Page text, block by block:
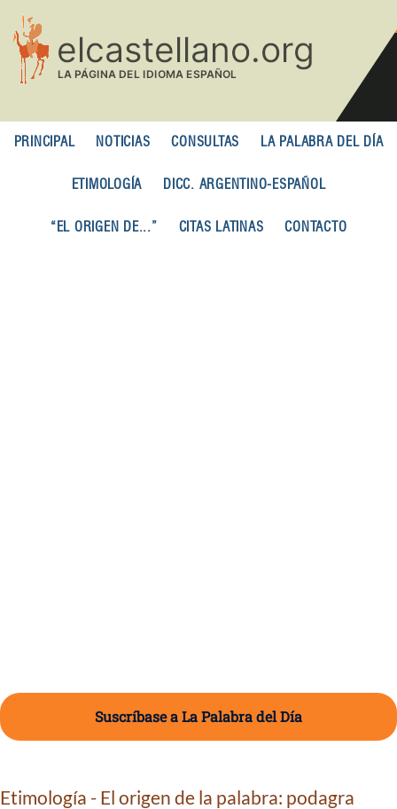
contenido
principal
PRINCIPAL NOTICIAS CONSULTAS LA PALABRA DEL DÍA
ETIMOLOGÍA DICC. ARGENTINO-ESPAÑOL
“EL ORIGEN DE...” CITAS LATINAS CONTACTO
Suscríbase a La Palabra del Día
Etimología - El origen de la palabra: podagra